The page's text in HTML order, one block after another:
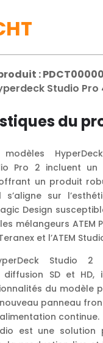
:
Studio
du
modèles
Pro 2 incluent un
un produit
s’aligne sur
Design
mélangeurs ATEM
et l’ATEM
Studio
diffusion SD et
du modèle
panneau
continue.
est une